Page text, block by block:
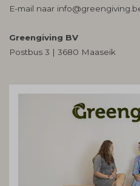
E-mail naar
Greengiving BV
Postbus 3 | 3680 Maaseik